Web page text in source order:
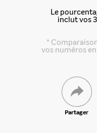
Le
inclut vos
*
vos numéros
Partager